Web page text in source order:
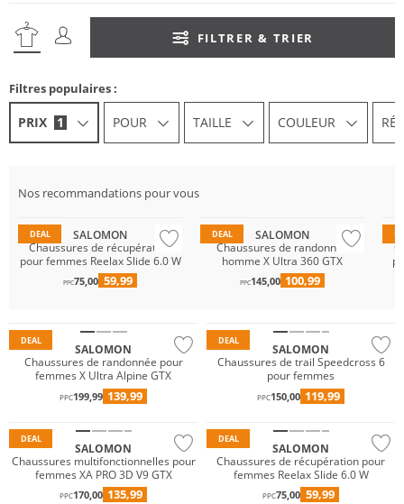
FILTRER & TRIER
Filtres populaires :
PRIX 1 POUR TAILLE COULEUR
Nos recommandations pour vous
DEAL
SALOMON
Chaussures de récupération
pour femmes Reelax Slide 6.0 W
PPC75,00 59,99
DEAL
SALOMON
Chaussures de randonnée
homme X Ultra 360 GTX
PPC145,00 100,99
DEAL
SALOMON
Chaussures de randonnée pour
femmes X Ultra Alpine GTX
PPC199,99 139,99
DEAL
SALOMON
Chaussures de trail Speedcross 6
pour femmes
PPC150,00 119,99
DEAL
Résistant à l'eau
SALOMON
Chaussures multifonctionnelles pour
femmes XA PRO 3D V9 GTX
PPC170,00 135,99
DEAL
SALOMON
Chaussures de récupération pour
femmes Reelax Slide 6.0 W
PPC75,00 59,99